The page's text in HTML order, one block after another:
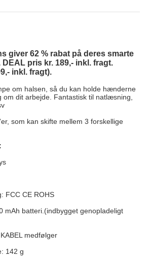
giver 62 % rabat på deres smarte
DEAL pris kr. 189,- inkl. fragt.
inkl. fragt).
om halsen, så du kan holde hænderne
om dit arbejde. Fantastisk til natlæsning,
som kan skifte mellem 3 forskellige
FCC CE ROHS
mAh batteri.(indbygget genopladeligt
medfølger
142 g